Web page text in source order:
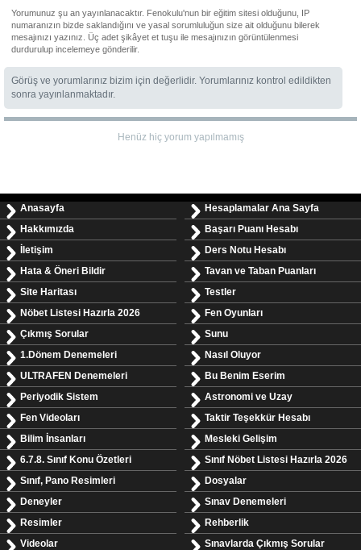
Yorumunuz şu an yayınlanacaktır. Fenokulu'nun bir eğitim sitesi olduğunu, IP
numaranızın bizde saklandığını ve yasal sorumluluğun size ait olduğunu bilerek
mesajınızı yazınız. Üç adet şikâyet et tuşu ile mesajınızın görüntülenmesi
durdurulup incelemeye gönderilir.
Görüş ve yorumlarınız bizim için değerlidir. Yorumlarınız kontrol edildikten
sonra yayınlanmaktadır.
Henüz hiç yorum yapılmamış
Anasayfa
Hakkımızda
İletişim
Hata & Öneri Bildir
Site Haritası
Nöbet Listesi Hazırla 2026
Çıkmış Sorular
1.Dönem Denemeleri
ULTRAFEN Denemeleri
Periyodik Sistem
Fen Videoları
Bilim İnsanları
6.7.8. Sınıf Konu Özetleri
Sınıf, Pano Resimleri
Deneyler
Resimler
Videolar
Hesaplamalar Ana Sayfa
Başarı Puanı Hesabı
Ders Notu Hesabı
Tavan ve Taban Puanları
Testler
Fen Oyunları
Sunu
Nasıl Oluyor
Bu Benim Eserim
Astronomi ve Uzay
Taktir Teşekkür Hesabı
Mesleki Gelişim
Sınıf Nöbet Listesi Hazırla 2026
Dosyalar
Sınav Denemeleri
Rehberlik
Sınavlarda Çıkmış Sorular